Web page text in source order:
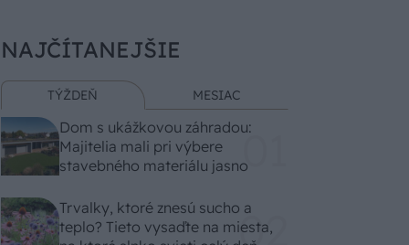
NAJČÍTANEJŠIE
TÝŽDEŇ MESIAC
Dom s ukážkovou záhradou:
Majitelia mali pri výbere
stavebného materiálu jasno
Trvalky, ktoré znesú sucho a
teplo? Tieto vysaďte na miesta,